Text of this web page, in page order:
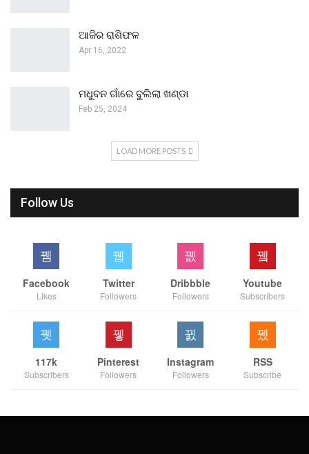
ଆଜିର ରାଶିଫଳ
Apr 16, 2022
ମଧୁବନ ଗାଁରେ ବୁଲିଲା ଖଣ୍ଡା
Feb 25, 2024
LOAD MORE POSTS
Follow Us
Facebook
Likes
Twitter
Followers
Dribbble
Followers
Youtube
Subscribers
117k
Subscribers
Pinterest
Followers
Instagram
Followers
RSS
Subscribe